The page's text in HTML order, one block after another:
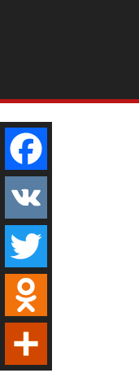
Facebook
VK
Twitter
Odnoklassniki